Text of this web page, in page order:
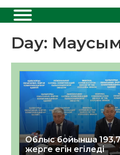
Day: Маусым
Облыс бойынша
жерге егін егіледі